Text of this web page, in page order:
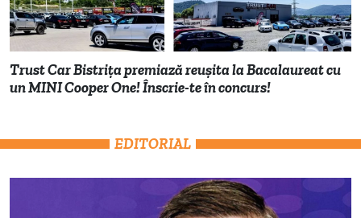
Trust Car Bistrița premiază reușita la Bacalaureat cu
un MINI Cooper One! Înscrie-te în concurs!
EDITORIAL